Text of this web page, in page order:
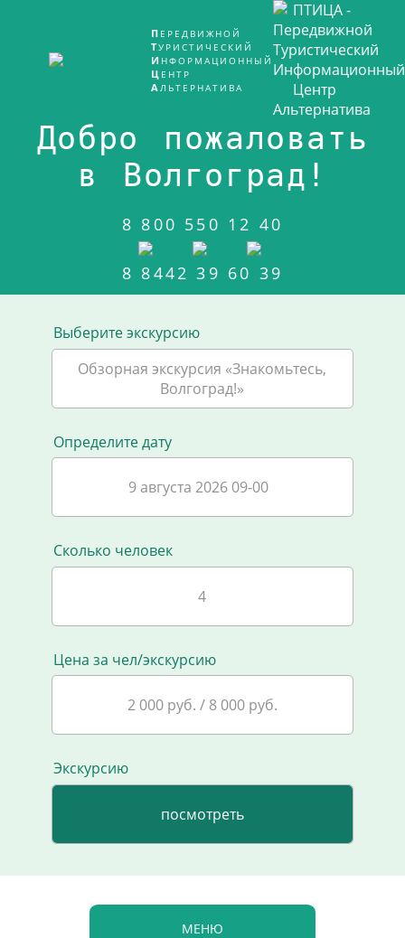
ПЕРЕДВИЖНОЙ
ТУРИСТИЧЕСКИЙ
ИНФОРМАЦИОННЫЙ
ЦЕНТР
АЛЬТЕРНАТИВА
Добро пожаловать
в Волгоград!
8 800 550 12 40
8 8442 39 60 39
Выберите экскурсию
Обзорная экскурсия «Знакомьтесь,
Волгоград!»
Определите дату
9 августа 2026 09-00
Сколько человек
Цена за чел/экскурсию
2 000 руб. / 8 000 руб.
Экскурсию
МЕНЮ